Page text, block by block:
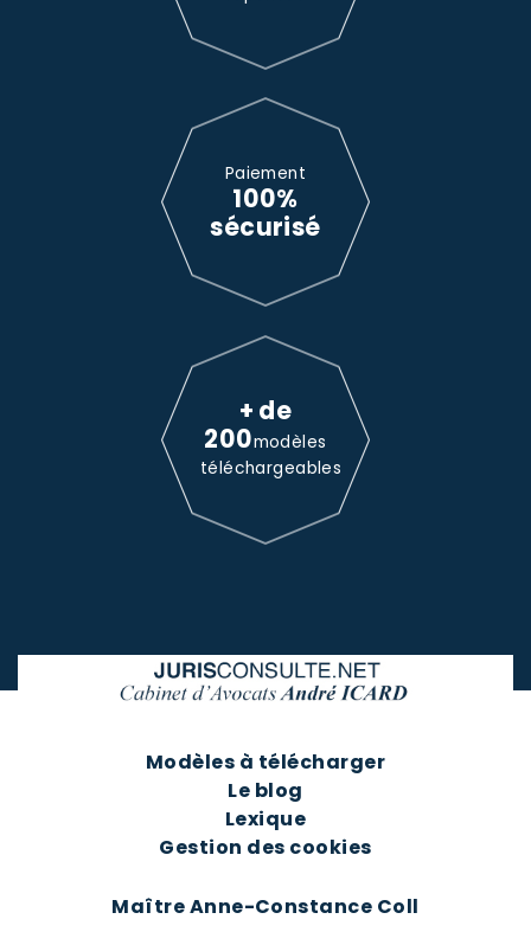
Paiement
100%
sécurisé
+ de
200modèles
téléchargeables
Modèles à télécharger
Le blog
Lexique
Gestion des cookies
Maître Anne-Constance Coll